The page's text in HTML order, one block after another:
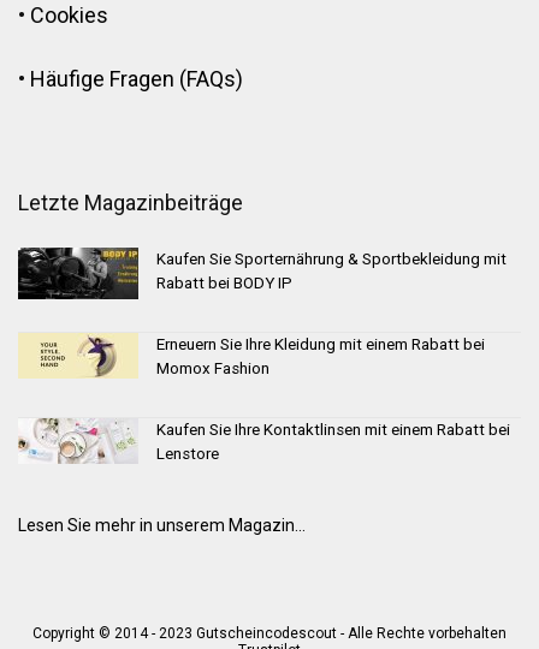
• Cookies
• Häufige Fragen (FAQs)
Letzte Magazinbeiträge
Kaufen Sie Sporternährung & Sportbekleidung mit
Rabatt bei BODY IP
Erneuern Sie Ihre Kleidung mit einem Rabatt bei
Momox Fashion
Kaufen Sie Ihre Kontaktlinsen mit einem Rabatt bei
Lenstore
Lesen Sie mehr in unserem Magazin...
Copyright © 2014 - 2023 Gutscheincodescout - Alle Rechte vorbehalten